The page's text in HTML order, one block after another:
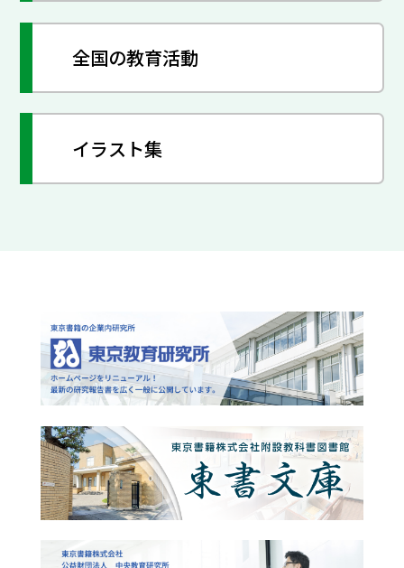
全国の教育活動
イラスト集